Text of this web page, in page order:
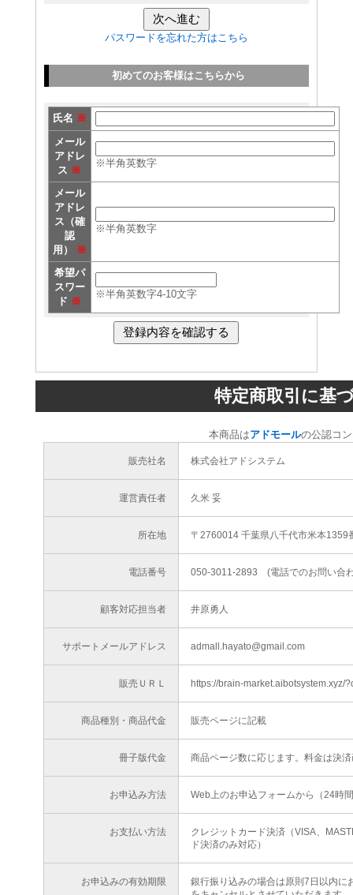
パスワードを忘れた方はこちら
初めてのお客様はこちらから
氏名 ※
メール
アドレ
ス ※
※半角英数字
メール
アドレ
ス（確
認
用）
※
※半角英数字
希望パ
スワー
ド ※
※半角英数字4-10文字
特定商取引に基
本商品はアドモールの公認コ
販売社名 株式会社アドシステム
運営責任者 久米 妥
所在地 〒2760014 千葉県八千代市米本1359
電話番号 050-3011-2893 (電話でのお問い合
顧客対応担当者 井原勇人
サポートメールアドレス admall.hayato@gmail.com
販売ＵＲＬ https://brain-market.aibotsystem.xyz/
商品種別・商品代金 販売ページに記載
冊子版代金 商品ページ数に応じます。料金は決
お申込み方法 Web上のお申込フォームから（24時
お支払い方法
クレジットカード決済（VISA、
ド決済のみ対応）
お申込みの有効期限
銀行振り込みの場合は原則7日以内に